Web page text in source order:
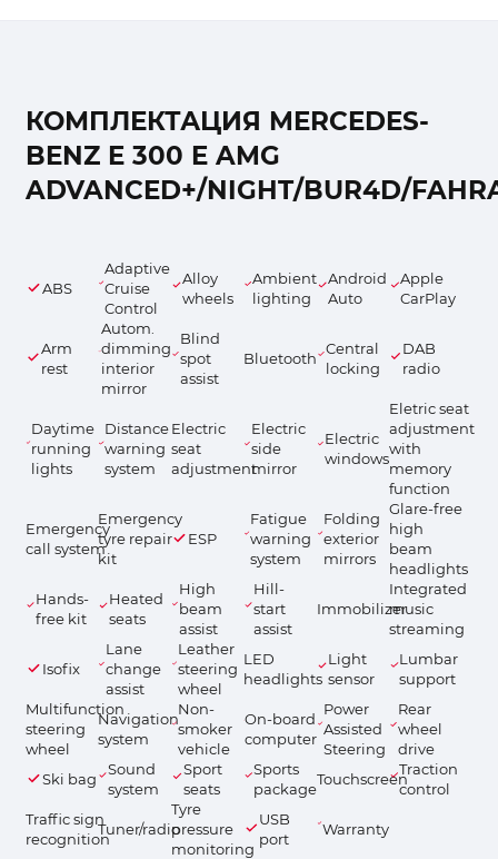
КОМПЛЕКТАЦИЯ MERCEDES-
BENZ E 300 E AMG
ADVANCED+/NIGHT/BUR4D/
ABS
Adaptive
Cruise
Control
Alloy
wheels
Ambient
lighting
Android
Auto
Apple
CarPlay
Arm
rest
Autom.
dimming
interior
mirror
Blind
spot
assist
Bluetooth
Central
locking
DAB
radio
Daytime
running
lights
Distance
warning
system
Electric
seat
adjustment
Electric
side
mirror
Electric
windows
Eletric seat
adjustment
with
memory
function
Emergency
call system
Emergency
tyre repair
kit
ESP
Fatigue
warning
system
Folding
exterior
mirrors
Glare-free
high
beam
headlights
Hands-
free kit
Heated
seats
High
beam
assist
Hill-
start
assist
Immobilizer
Integrated
music
streaming
Isofix
Lane
change
assist
Leather
steering
wheel
LED
headlights
Light
sensor
Lumbar
support
Multifunction
steering
wheel
Navigation
system
Non-
smoker
vehicle
On-board
computer
Power
Assisted
Steering
Rear
wheel
drive
Ski bag
Sound
system
Sport
seats
Sports
package
Touchscreen
Traction
control
Traffic sign
recognition
Tuner/radio
Tyre
pressure
monitoring
USB
port
Warranty